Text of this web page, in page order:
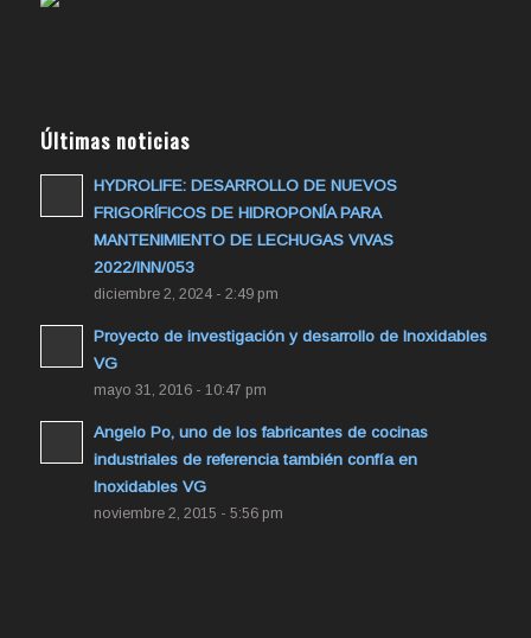
Últimas noticias
HYDROLIFE: DESARROLLO DE NUEVOS
FRIGORÍFICOS DE HIDROPONÍA PARA
MANTENIMIENTO DE LECHUGAS VIVAS
2022/INN/053
diciembre 2, 2024 - 2:49 pm
Proyecto de investigación y desarrollo de Inoxidables
VG
mayo 31, 2016 - 10:47 pm
Angelo Po, uno de los fabricantes de cocinas
industriales de referencia también confía en
Inoxidables VG
noviembre 2, 2015 - 5:56 pm